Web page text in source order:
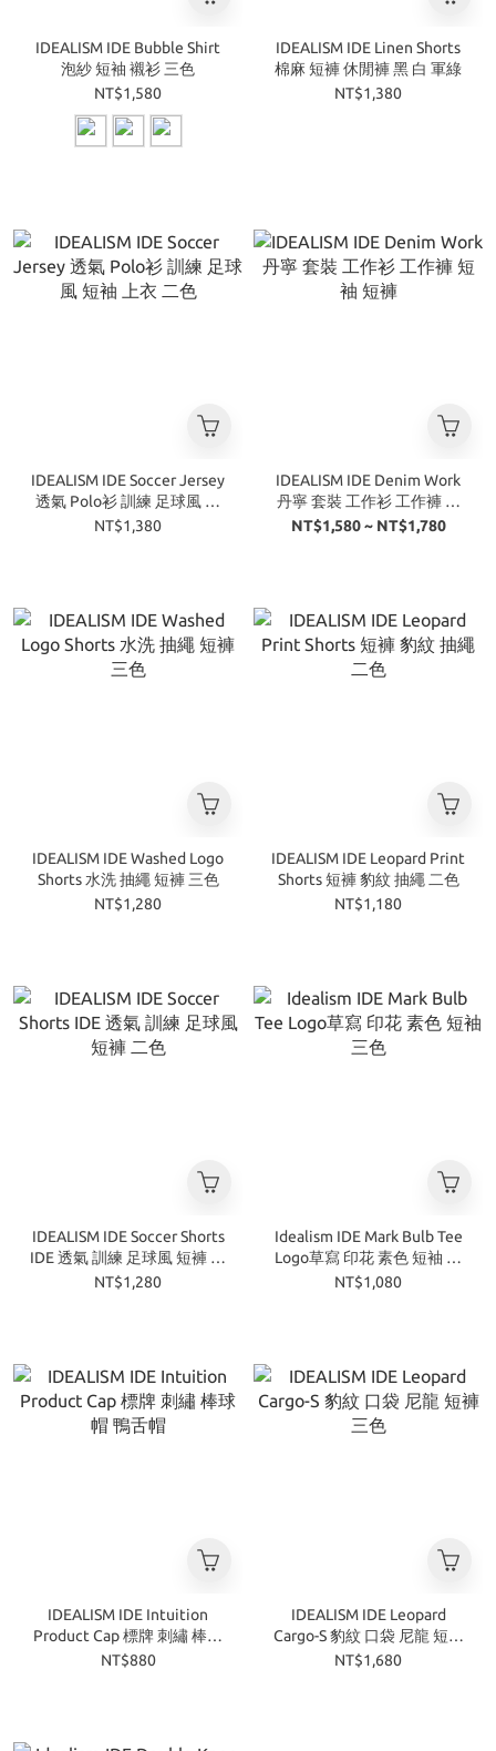
IDEALISM IDE Bubble Shirt
泡紗 短袖 襯衫 三色
NT$1,580
IDEALISM IDE Linen Shorts
棉麻 短褲 休閒褲 黑 白 軍綠
NT$1,380
IDEALISM IDE Soccer Jersey
透氣 Polo衫 訓練 足球風 短
袖 上衣 二色
NT$1,380
IDEALISM IDE Denim Work
丹寧 套裝 工作衫 工作褲 短
袖 短褲
NT$1,580 ~ NT$1,780
IDEALISM IDE Washed Logo
Shorts 水洗 抽繩 短褲 三色
NT$1,280
IDEALISM IDE Leopard Print
Shorts 短褲 豹紋 抽繩 二色
NT$1,180
IDEALISM IDE Soccer Shorts
IDE 透氣 訓練 足球風 短褲 二
色
NT$1,280
Idealism IDE Mark Bulb Tee
Logo草寫 印花 素色 短袖 三
色
NT$1,080
IDEALISM IDE Intuition
Product Cap 標牌 刺繡 棒球
帽 鴨舌帽
NT$880
IDEALISM IDE Leopard
Cargo-S 豹紋 口袋 尼龍 短褲
三色
NT$1,680